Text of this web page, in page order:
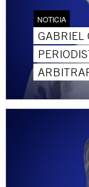
NOTICIA
GABRIEL